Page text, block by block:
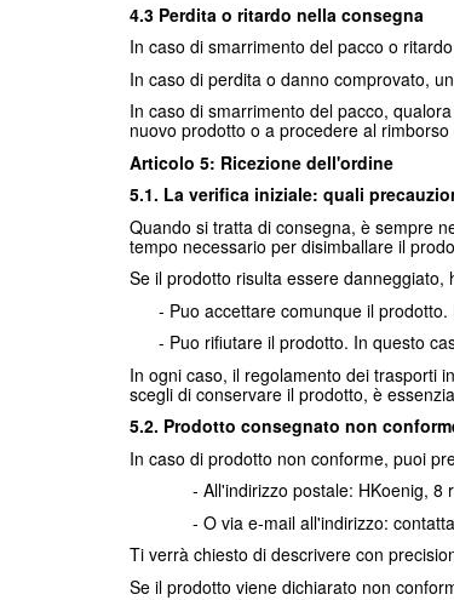
4.3 Perdita o ritardo nella consegna
In caso di smarrimento del pacco o
In caso di perdita o danno comprovato,
In caso di smarrimento del pacco,
nuovo prodotto o a procedere al
Articolo 5: Ricezione dell'ordine
5.1. La verifica iniziale: quali
Quando si tratta di consegna, è sempre
tempo necessario per disimballare il
Se il prodotto risulta essere danneggiato,
- Puo accettare comunque il prodotto.
- Puo rifiutare il prodotto. In questo
In ogni caso, il regolamento dei trasporti
scegli di conservare il prodotto, è
5.2. Prodotto consegnato non
In caso di prodotto non conforme, puoi
- All'indirizzo postale: HKoenig, 8
- O via e-mail all'indirizzo:
Ti verrà chiesto di descrivere con
Se il prodotto viene dichiarato non